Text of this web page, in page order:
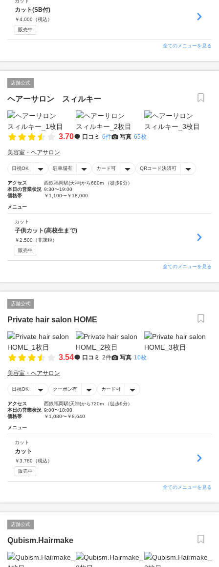
カット(SB付)
￥4,000 （税込）
販売中
全てのメニューを見る
店舗公式
ヘアーサロン スィルキー
3.70 口コミ 6件 写真 65枚
美容室・ヘアサロン
日祝OK 駐車場有 カード可 QRコード決済可
アクセス
西鉄福岡駅(天神)から680m （徒歩9分）
本日の営業状況 9:30〜19:00
価格帯
￥1,100〜￥18,000
メニュー
カット
子供カット(高校生まで)
￥2,500 （非課税）
販売中
全てのメニューを見る
店舗公式
Private hair salon HOME
3.54 口コミ 2件 写真 10枚
美容室・ヘアサロン
日祝OK クーポン有 カード可
アクセス
西鉄福岡駅(天神)から720m （徒歩9分）
本日の営業状況 9:00〜18:00
価格帯
￥1,080〜￥8,640
メニュー
カット
カット
￥3,780 （税込）
販売中
全てのメニューを見る
店舗公式
Qubism.Hairmake